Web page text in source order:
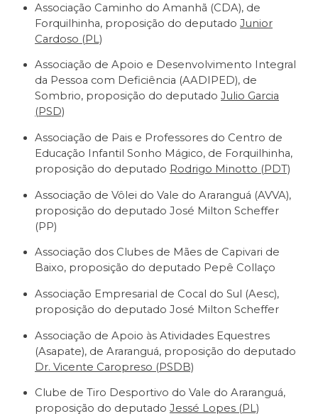
Associação Caminho do Amanhã (CDA), de
Forquilhinha, proposição do deputado Junior
Cardoso (PL)
Associação de Apoio e Desenvolvimento Integral
da Pessoa com Deficiência (AADIPED), de
Sombrio, proposição do deputado Julio Garcia
(PSD)
Associação de Pais e Professores do Centro de
Educação Infantil Sonho Mágico, de Forquilhinha,
proposição do deputado Rodrigo Minotto (PDT)
Associação de Vôlei do Vale do Araranguá (AVVA),
proposição do deputado José Milton Scheffer
(PP)
Associação dos Clubes de Mães de Capivari de
Baixo, proposição do deputado Pepê Collaço
Associação Empresarial de Cocal do Sul (Aesc),
proposição do deputado José Milton Scheffer
Associação de Apoio às Atividades Equestres
(Asapate), de Araranguá, proposição do deputado
Dr. Vicente Caropreso (PSDB)
Clube de Tiro Desportivo do Vale do Araranguá,
proposição do deputado Jessé Lopes (PL)